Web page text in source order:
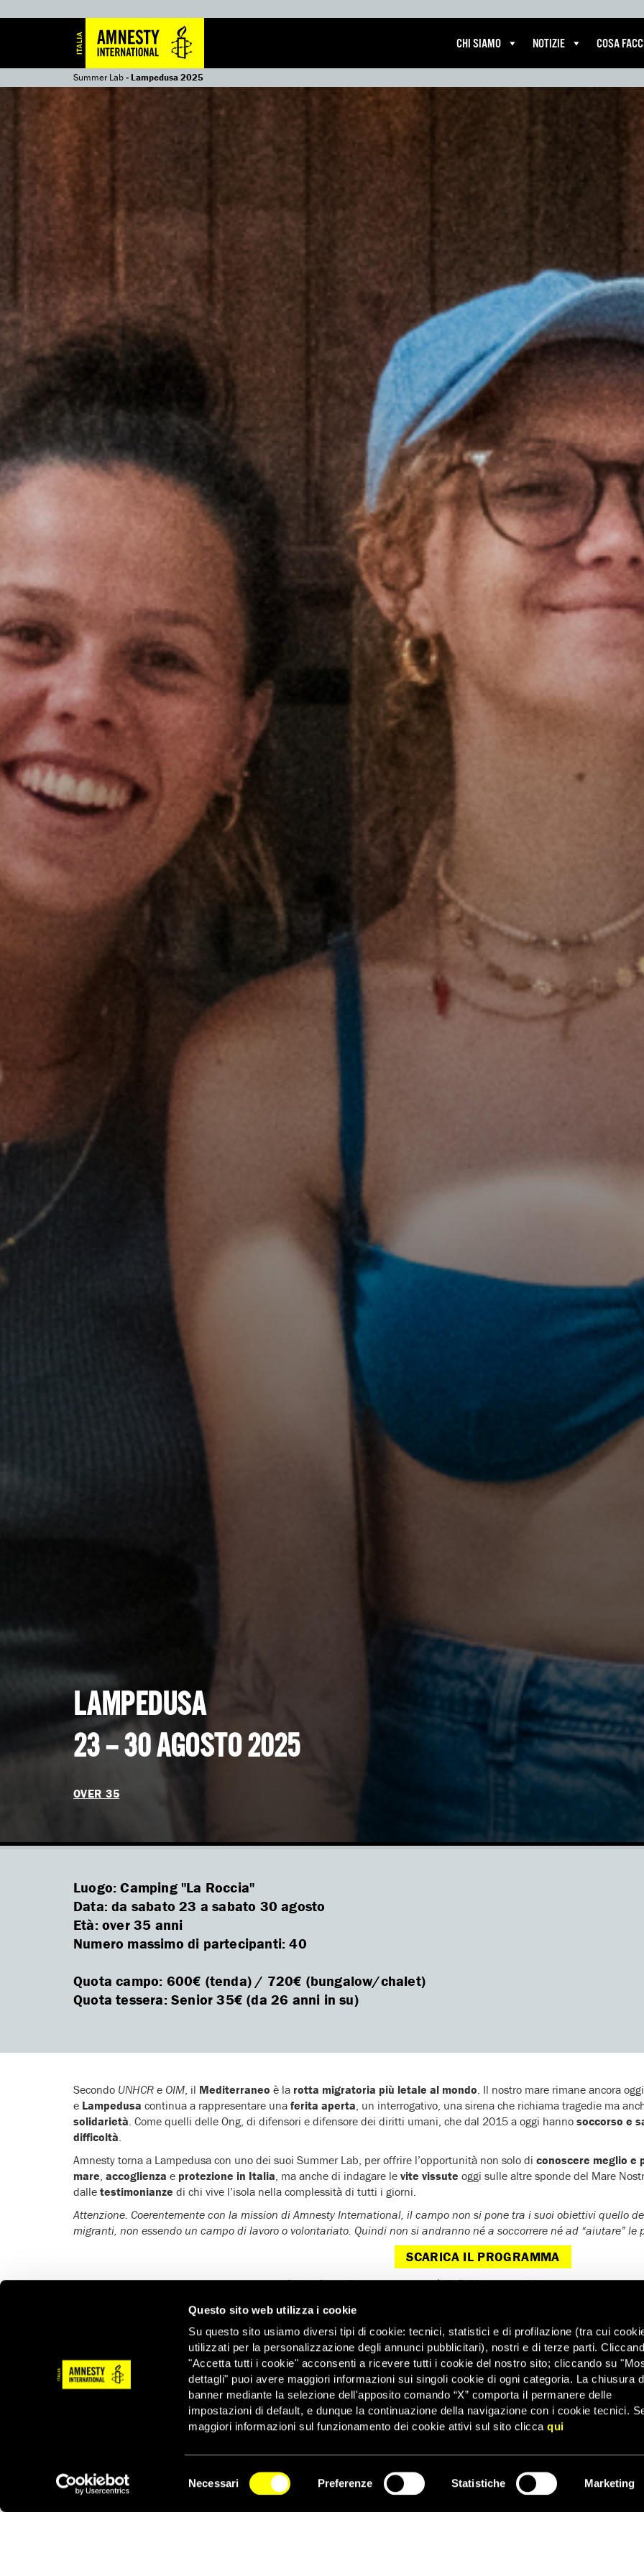
Questo sito web utilizza i cookie
Su questo sito usiamo diversi tipi di cookie: tecnici, statistici e di profilazione (tra cui
utilizzati per la personalizzazione degli annunci pubblicitari), nostri e di terze parti.
"Accetta tutti i cookie" acconsenti a ricevere tutti i cookie del nostro sito; cliccando su
dettagli" puoi avere maggiori informazioni sui singoli cookie di ogni categoria. La chiusura
banner mediante la selezione dell'apposito comando “X” comporta il permanere delle
impostazioni di default, e dunque la continuazione della navigazione con i cookie tecnici.
maggiori informazioni sul funzionamento dei cookie attivi sul sito cliccaqui
del
Necessari Preferenze Statistiche Marketing
CHI SIAMO NOTIZIE COSA
Summer Lab»Lampedusa 2025
LAMPEDUSA
23 – 30 AGOSTO 2025
OVER 35
Luogo: Camping "La Roccia"
Data: da sabato 23 a sabato 30 agosto
Età: over 35 anni
Numero massimo di partecipanti: 40
Quota campo: 600€ (tenda) / 720€ (bungalow/chalet)
Quota tessera: Senior 35€ (da 26 anni in su)
SecondoUNHCReOIM, ilMediterraneoè larotta migratoria più letale al mondo. Il nostro mare rimane ancora
eLampedusacontinua a rappresentare unaferita aperta, un interrogativo, una sirena che richiama tragedie ma
solidarietà. Come quelli delle Ong, di difensori e difensore dei diritti umani, che dal 2015 a oggi hannosoccorso e
difficoltà.
Amnesty torna a Lampedusa con uno dei suoi Summer Lab, per offrire l’opportunità non solo diconoscere meglio e
mare, accoglienzaeprotezione in Italia, ma anche di indagare levite vissuteoggi sulle altre sponde del Mare
dalletestimonianzedi chi vive l’isola nella complessità di tutti i giorni.
Attenzione. Coerentemente con la mission di Amnesty International, il campo non si pone tra i suoi obiettivi quello
migranti, non essendo un campo di lavoro o volontariato. Quindi non si andranno né a soccorrere né ad “aiutare” le
SCARICA IL PROGRAMMA
(Attenzione: il programma non è definitivo e potrebbe essere soggetto a
UN CAMPO DA 10 E LODE!
messaggio su WhatsApp al numero 345 583 5890.